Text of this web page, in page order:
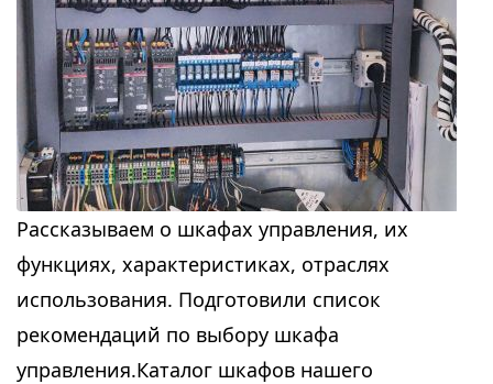
Рассказываем о шкафах управления, их
функциях, характеристиках, отраслях
использования. Подготовили список
рекомендаций по выбору шкафа
управления.Каталог шкафов нашего